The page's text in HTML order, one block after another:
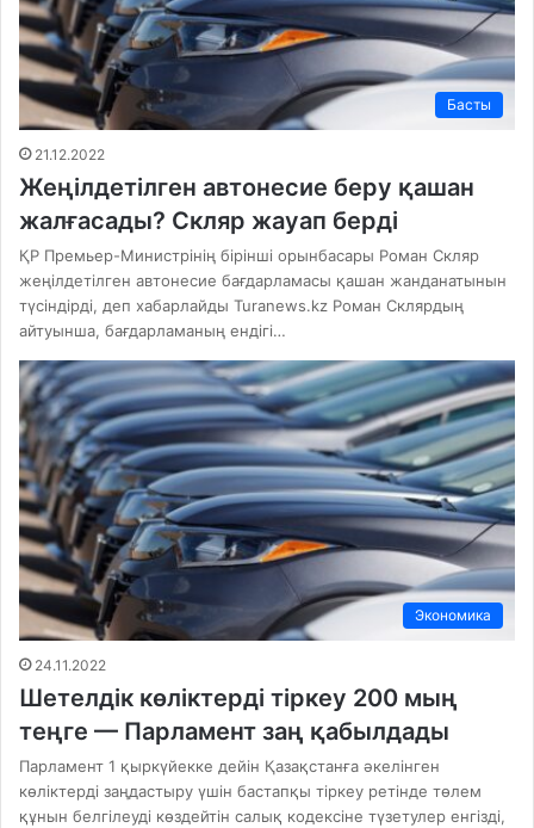
Басты
21.12.2022
Жеңілдетілген автонесие беру қашан
жалғасады? Скляр жауап берді
ҚР Премьер-Министрінің бірінші орынбасары Роман Скляр
жеңілдетілген автонесие бағдарламасы қашан жанданатынын
түсіндірді, деп хабарлайды Turanews.kz Роман Склярдың
айтуынша, бағдарламаның ендігі…
Экономика
24.11.2022
Шетелдік көліктерді тіркеу 200 мың
теңге — Парламент заң қабылдады
Парламент 1 қыркүйекке дейін Қазақстанға әкелінген
көліктерді заңдастыру үшін бастапқы тіркеу ретінде төлем
құнын белгілеуді көздейтін салық кодексіне түзетулер енгізді,